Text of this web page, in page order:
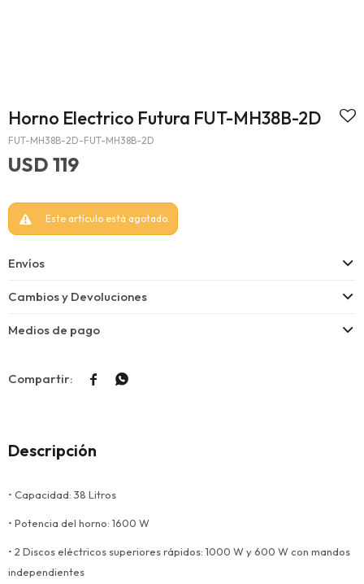
Horno Electrico Futura FUT-MH38B-2D
FUT-MH38B-2D-FUT-MH38B-2D
USD 119
Este artículo está agotado.
Envíos
Cambios y Devoluciones
Medios de pago
 
Descripción
• Capacidad: 38 Litros
• Potencia del horno: 1600 W
• 2 Discos eléctricos superiores rápidos: 1000 W y 600 W con mandos
independientes